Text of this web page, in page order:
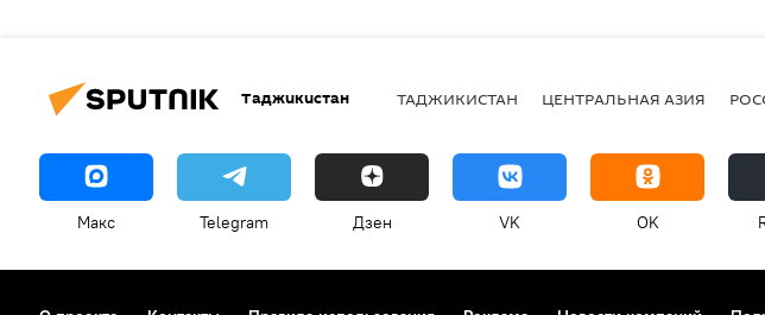
Таджикистан ТАДЖИКИСТАН ЦЕНТРАЛЬНАЯ АЗИЯ
Макс Telegram Дзен VK OK